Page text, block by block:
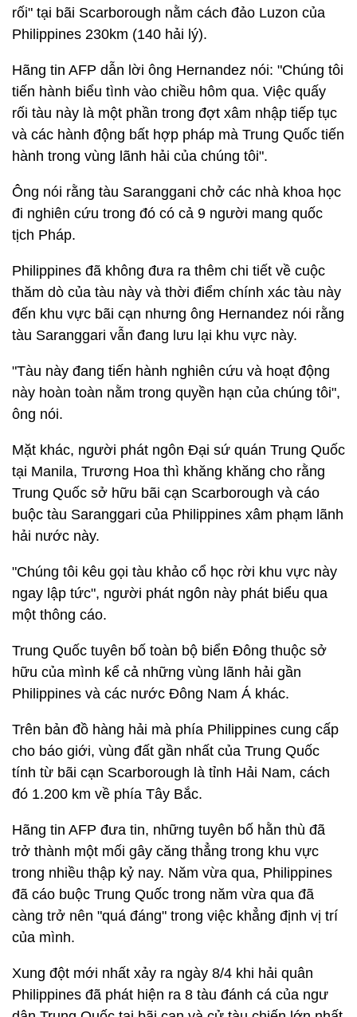
rối" tại bãi Scarborough nằm cách đảo Luzon của
Philippines 230km (140 hải lý).
Hãng tin AFP dẫn lời ông Hernandez nói: "Chúng tôi
tiến hành biểu tình vào chiều hôm qua. Việc quấy
rối tàu này là một phần trong đợt xâm nhập tiếp tục
và các hành động bất hợp pháp mà Trung Quốc tiến
hành trong vùng lãnh hải của chúng tôi".
Ông nói rằng tàu Saranggani chở các nhà khoa học
đi nghiên cứu trong đó có cả 9 người mang quốc
tịch Pháp.
Philippines đã không đưa ra thêm chi tiết về cuộc
thăm dò của tàu này và thời điểm chính xác tàu này
đến khu vực bãi cạn nhưng ông Hernandez nói rằng
tàu Saranggari vẫn đang lưu lại khu vực này.
"Tàu này đang tiến hành nghiên cứu và hoạt động
này hoàn toàn nằm trong quyền hạn của chúng tôi",
ông nói.
Mặt khác, người phát ngôn Đại sứ quán Trung Quốc
tại Manila, Trương Hoa thì khăng khăng cho rằng
Trung Quốc sở hữu bãi cạn Scarborough và cáo
buộc tàu Saranggari của Philippines xâm phạm lãnh
hải nước này.
"Chúng tôi kêu gọi tàu khảo cổ học rời khu vực này
ngay lập tức", người phát ngôn này phát biểu qua
một thông cáo.
Trung Quốc tuyên bố toàn bộ biển Đông thuộc sở
hữu của mình kể cả những vùng lãnh hải gần
Philippines và các nước Đông Nam Á khác.
Trên bản đồ hàng hải mà phía Philippines cung cấp
cho báo giới, vùng đất gần nhất của Trung Quốc
tính từ bãi cạn Scarborough là tỉnh Hải Nam, cách
đó 1.200 km về phía Tây Bắc.
Hãng tin AFP đưa tin, những tuyên bố hằn thù đã
trở thành một mối gây căng thẳng trong khu vực
trong nhiều thập kỷ nay. Năm vừa qua, Philippines
đã cáo buộc Trung Quốc trong năm vừa qua đã
càng trở nên "quá đáng" trong việc khẳng định vị trí
của mình.
Xung đột mới nhất xảy ra ngày 8/4 khi hải quân
Philippines đã phát hiện ra 8 tàu đánh cá của ngư